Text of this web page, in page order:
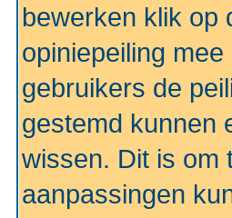
bewerken klik op
opiniepeiling
gebruikers de
gestemd kunnen
wissen. Dit is om
aanpassingen